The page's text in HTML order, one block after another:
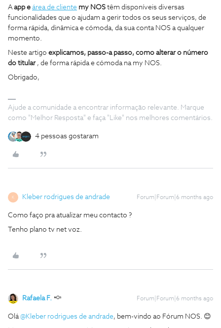
Aapp e área de cliente my NOS têm disponíveis diversas
funcionalidades que o ajudam a gerir todos os seus serviços, de
forma rápida, dinâmica e cómoda, da sua conta NOS a qualquer
momento.
Neste artigo explicamos, passo-a passo, como alterar o número
do titular , de forma rápida e cómoda na my NOS.
Obrigado,
Ajude a comunidade a encontrar informação relevante. Marque
como "Melhor Resposta" e faça "Like" nos melhores comentários.
4 pessoas gostaram
K Kleber rodrigues de andrade Forum|Forum|6 months ago
Como faço pra atualizar meu contacto ?
Tenho plano tv net voz.
Rafaela F. Forum|Forum|6 months ago
Olá ​@Kleber rodrigues de andrade, bem-vindo ao Fórum NOS. 😊